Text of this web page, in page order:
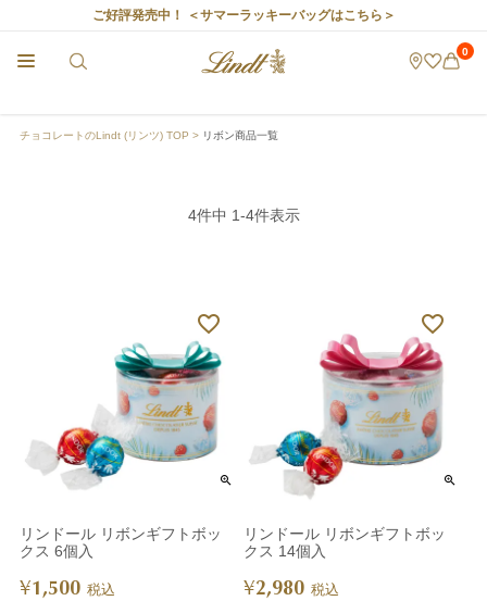
ご好評発売中！ ＜サマーラッキーバッグはこちら＞
0
チョコレートのLindt (リンツ) TOP リボン商品一覧
4件中 1-4件表示
リンドール リボンギフトボッ
クス 6個入
¥1,500 税込
リンドール リボンギフトボッ
クス 14個入
¥2,980 税込